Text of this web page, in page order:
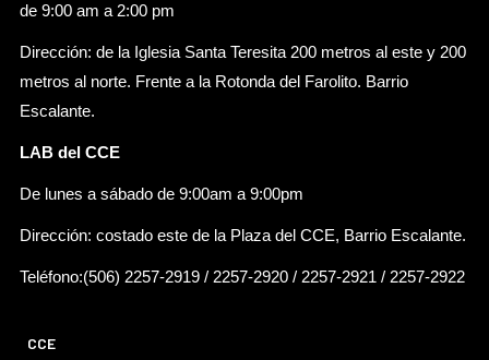
de 9:00 am a 2:00 pm
Dirección: de la Iglesia Santa Teresita 200 metros al este y 200
metros al norte. Frente a la Rotonda del Farolito. Barrio
Escalante.
LAB del CCE
De lunes a sábado de 9:00am a 9:00pm
Dirección: costado este de la Plaza del CCE, Barrio Escalante.
Teléfono:(506) 2257-2919 / 2257-2920 / 2257-2921 / 2257-2922
CCE